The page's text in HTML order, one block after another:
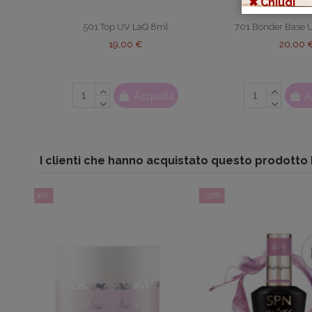
501 Top UV LaQ 8ml
19,00 €
Acquista
701 Bonder Base
20,00
I clienti che hanno acquistato questo